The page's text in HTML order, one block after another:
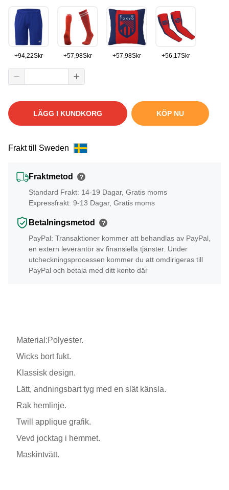
+94,22Skr +57,98Skr +57,98Skr +56,17Skr
LÄGG I KUNDKORG KÖP NU
Frakt till Sweden
Fraktmetod ?
Standard Frakt: 14-19 Dagar, Gratis moms
Expressfrakt: 9-13 Dagar, Gratis moms
Betalningsmetod ?
PayPal: Transaktioner kommer att behandlas av PayPal,
en extern leverantör av finansiella tjänster. Under
utcheckningsprocessen kommer du att omdirigeras till
PayPal och betala med ditt konto där
Material:Polyester.
Wicks bort fukt.
Klassisk design.
Lätt, andningsbart tyg med en slät känsla.
Rak hemlinje.
Twill applique grafik.
Vevd jocktag i hemmet.
Maskintvätt.